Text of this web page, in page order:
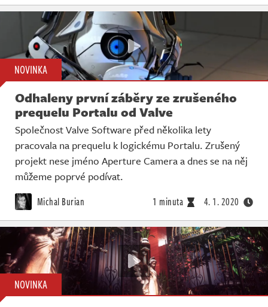
NOVINKA
Odhaleny první záběry ze zrušeného
prequelu Portalu od Valve
Společnost Valve Software před několika lety
pracovala na prequelu k logickému Portalu. Zrušený
projekt nese jméno Aperture Camera a dnes se na něj
můžeme poprvé podívat.
Michal Burian 1 minuta 4. 1. 2020
NOVINKA